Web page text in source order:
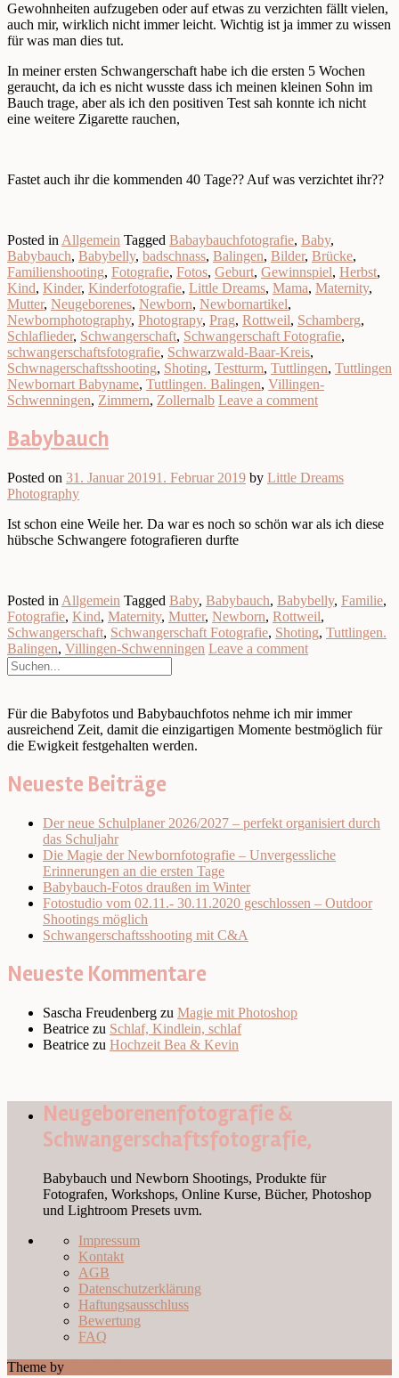
Gewohnheiten aufzugeben oder auf etwas zu verzichten fällt vielen,
auch mir, wirklich nicht immer leicht. Wichtig ist ja immer zu wissen
für was man dies tut.
In meiner ersten Schwangerschaft habe ich die ersten 5 Wochen
geraucht, da ich es nicht wusste dass ich meinen kleinen Sohn im
Bauch trage, aber als ich den positiven Test sah konnte ich nicht
eine weitere Zigarette rauchen,
Fastet auch ihr die kommenden 40 Tage?? Auf was verzichtet ihr??
Posted in Allgemein Tagged Babaybauchfotografie, Baby,
Babybauch, Babybelly, badschnass, Balingen, Bilder, Brücke,
Familienshooting, Fotografie, Fotos, Geburt, Gewinnspiel, Herbst,
Kind, Kinder, Kinderfotografie, Little Dreams, Mama, Maternity,
Mutter, Neugeborenes, Newborn, Newbornartikel,
Newbornphotography, Photograpy, Prag, Rottweil, Schamberg,
Schlaflieder, Schwangerschaft, Schwangerschaft Fotografie,
schwangerschaftsfotografie, Schwarzwald-Baar-Kreis,
Schwnagerschaftsshooting, Shoting, Testturm, Tuttlingen, Tuttlingen
Newbornart Babyname, Tuttlingen. Balingen, Villingen-
Schwenningen, Zimmern, Zollernalb Leave a comment
Babybauch
Posted on 31. Januar 20191. Februar 2019 by Little Dreams
Photography
Ist schon eine Weile her. Da war es noch so schön war als ich diese
hübsche Schwangere fotografieren durfte
Posted in Allgemein Tagged Baby, Babybauch, Babybelly, Familie,
Fotografie, Kind, Maternity, Mutter, Newborn, Rottweil,
Schwangerschaft, Schwangerschaft Fotografie, Shoting, Tuttlingen.
Balingen, Villingen-Schwenningen Leave a comment
Für die Babyfotos und Babybauchfotos nehme ich mir immer
ausreichend Zeit, damit die einzigartigen Momente bestmöglich für
die Ewigkeit festgehalten werden.
Neueste Beiträge
Der neue Schulplaner 2026/2027 – perfekt organisiert durch
das Schuljahr
Die Magie der Newbornfotografie – Unvergessliche
Erinnerungen an die ersten Tage
Babybauch-Fotos draußen im Winter
Fotostudio vom 02.11.- 30.11.2020 geschlossen – Outdoor
Shootings möglich
Schwangerschaftsshooting mit C&A
Neueste Kommentare
Sascha Freudenberg zu Magie mit Photoshop
Beatrice zu Schlaf, Kindlein, schlaf
Beatrice zu Hochzeit Bea & Kevin
Neugeborenenfotografie &
Schwangerschaftsfotografie,
Babybauch und Newborn Shootings, Produkte für
Fotografen, Workshops, Online Kurse, Bücher, Photoshop
und Lightroom Presets uvm.
Impressum
Kontakt
AGB
Datenschutzerklärung
Haftungsausschluss
Bewertung
FAQ
Theme by